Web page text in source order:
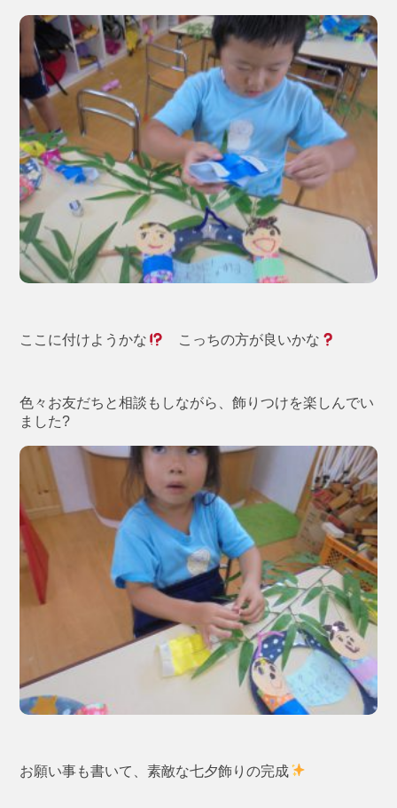
ここに付けようかな こっちの方が良いかな
色々お友だちと相談もしながら、飾りつけを楽しんでい
ました?
お願い事も書いて、素敵な七夕飾りの完成